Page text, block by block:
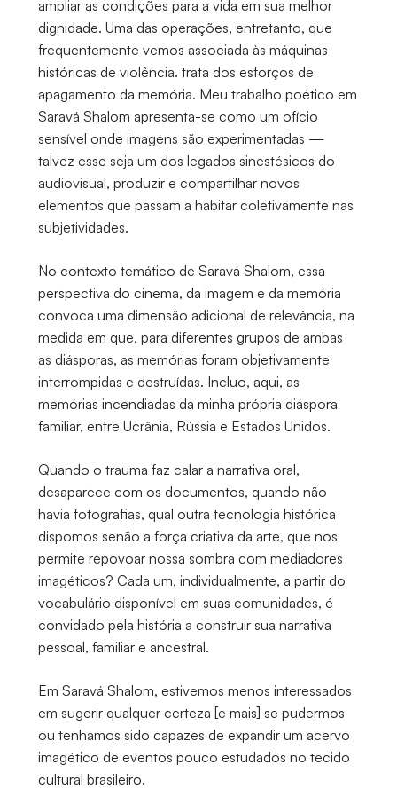
ampliar as condições para a vida em sua melhor
dignidade. Uma das operações, entretanto, que
frequentemente vemos associada às máquinas
históricas de violência. trata dos esforços de
apagamento da memória. Meu trabalho poético em
Saravá Shalom apresenta-se como um ofício
sensível onde imagens são experimentadas —
talvez esse seja um dos legados sinestésicos do
audiovisual, produzir e compartilhar novos
elementos que passam a habitar coletivamente nas
subjetividades.
No contexto temático de Saravá Shalom, essa
perspectiva do cinema, da imagem e da memória
convoca uma dimensão adicional de relevância, na
medida em que, para diferentes grupos de ambas
as diásporas, as memórias foram objetivamente
interrompidas e destruídas. Incluo, aqui, as
memórias incendiadas da minha própria diáspora
familiar, entre Ucrânia, Rússia e Estados Unidos.
Quando o trauma faz calar a narrativa oral,
desaparece com os documentos, quando não
havia fotografias, qual outra tecnologia histórica
dispomos senão a força criativa da arte, que nos
permite repovoar nossa sombra com mediadores
imagéticos? Cada um, individualmente, a partir do
vocabulário disponível em suas comunidades, é
convidado pela história a construir sua narrativa
pessoal, familiar e ancestral.
Em Saravá Shalom, estivemos menos interessados
em sugerir qualquer certeza [e mais] se pudermos
ou tenhamos sido capazes de expandir um acervo
imagético de eventos pouco estudados no tecido
cultural brasileiro.